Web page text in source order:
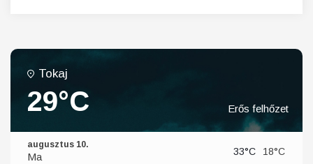
Tokaj
29°C Erős felhőzet
augusztus 10.
Ma 33°C 18°C